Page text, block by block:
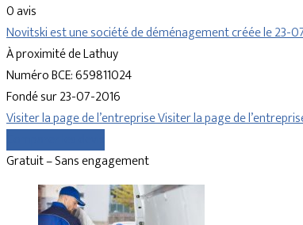
0 avis
Novitski est une société de déménagement créée le 23-
À proximité de Lathuy
Numéro BCE: 659811024
Fondé sur 23-07-2016
Visiter la page de l’entrepriseVisiter la page de
Gratuit – Sans engagement